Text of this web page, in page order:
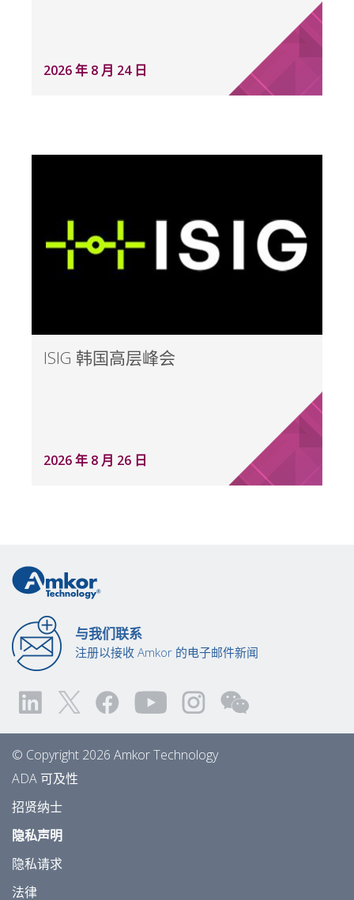
2026 年 8 月 24 日
ISIG 韩国高层峰会
2026 年 8 月 26 日
与我们联系
注册以接收 Amkor 的电子邮件新闻
© Copyright 2026 Amkor Technology
ADA 可及性
招贤纳士
隐私声明
隐私请求
法律